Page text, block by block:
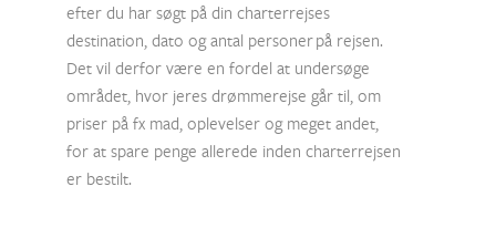
efter du har søgt på din charterrejses
destination, dato og antal personer på rejsen.
Det vil derfor være en fordel at undersøge
området, hvor jeres drømmerejse går til, om
priser på fx mad, oplevelser og meget andet,
for at spare penge allerede inden charterrejsen
er bestilt.